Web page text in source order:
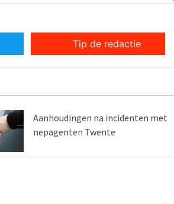
Tip de redactie
Aanhoudingen na incidenten met
nepagenten Twente